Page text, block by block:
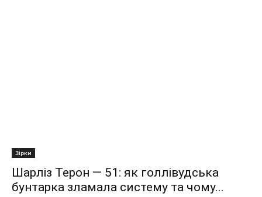
Зірки
Шарліз Терон — 51: як голлівудська
бунтарка зламала систему та чому...